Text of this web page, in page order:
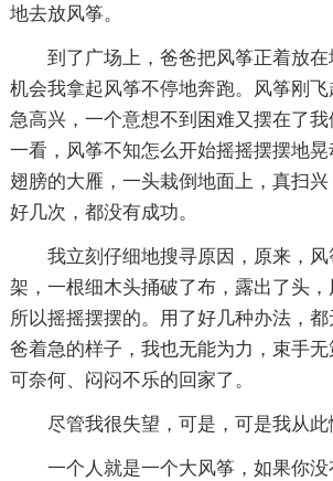
地去放风筝。
到了广场上，爸爸把风筝正着放
机会我拿起风筝不停地奔跑。风筝刚
急高兴，一个意想不到困难又摆在了
一看，风筝不知怎么开始摇摇摆摆地
翅膀的大雁，一头栽倒地面上，真扫
好几次，都没有成功。
我立刻仔细地搜寻原因，原来，
架，一根细木头捅破了布，露出了头，
所以摇摇摆摆的。用了好几种办法，
爸着急的样子，我也无能为力，束手
可奈何、闷闷不乐的回家了。
尽管我很失望，可是，可是我从此
一个人就是一个大风筝，如果你